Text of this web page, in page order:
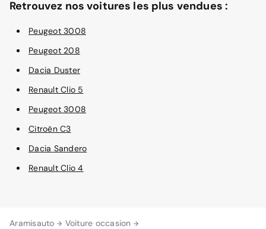
Aramisauto
Voiture occasion
Retrouvez nos voitures les plus vendues :
Peugeot 3008
Peugeot 208
Dacia Duster
Renault Clio 5
Peugeot 3008
Citroën C3
Dacia Sandero
Renault Clio 4